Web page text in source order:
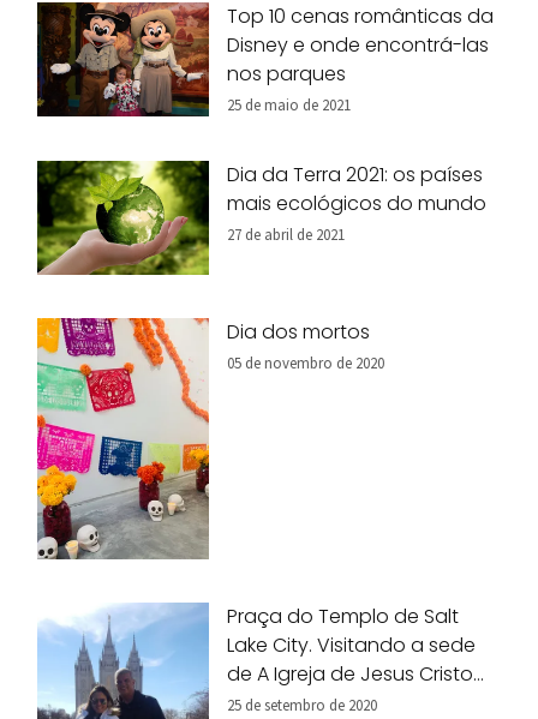
Top 10 cenas românticas da
Disney e onde encontrá-las
nos parques
25 de maio de 2021
Dia da Terra 2021: os países
mais ecológicos do mundo
27 de abril de 2021
Dia dos mortos
05 de novembro de 2020
Praça do Templo de Salt
Lake City. Visitando a sede
de A Igreja de Jesus Cristo
dos Santos dos Últimos Dias.
25 de setembro de 2020